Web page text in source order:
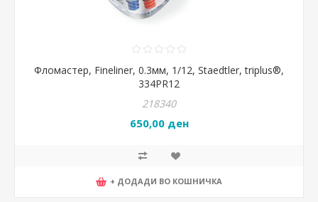
Фломастер, Fineliner, 0.3мм, 1/12, Staedtler, triplus®,
334PR12
218340
650,00 ден
+ ДОДАДИ ВО КОШНИЧКА